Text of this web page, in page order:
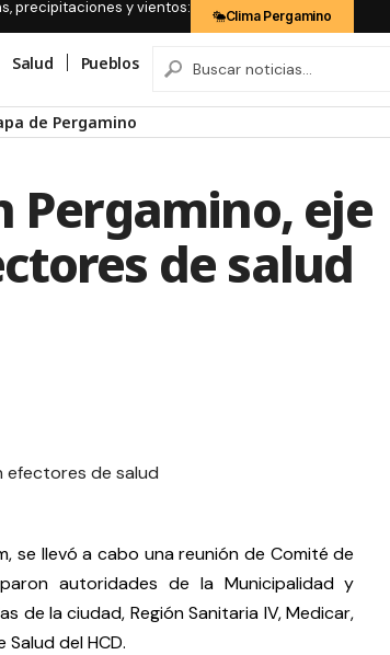
precipitaciones y vientos: Clima Pergamino
Salud Pueblos
Pergamino, eje
de salud
se llevó a cabo una reunión de Comité de
autoridades de la Municipalidad y
de la ciudad, Región Sanitaria IV, Medicar,
del HCD.